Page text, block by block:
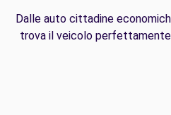
Dalle auto cittadine
trova il veicolo